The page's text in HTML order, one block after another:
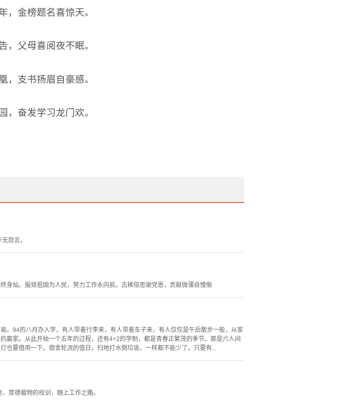
，金榜题名喜惊天。
，父母喜阅夜不眠。
，支书扬眉自豪感。
，奋发学习龙门欢。
怨言。
身灿。报效祖国为人民，努力工作永向前。古稀倍思谢党恩，贡献微薄自愧惭
。94的八月办入学，有人带着行李来，有人带着车子来，有人仅仅是午后散步一般，从家
赢家。从此开始一个五年的过程，还有4+2的学制，都是青春正繁茂的季节。那是六人间
也要借用一下。宿舍轮流的值日，扫地打水倒垃圾，一样都不能少了。只要有...
厚德载物的校训，踏上工作之路。